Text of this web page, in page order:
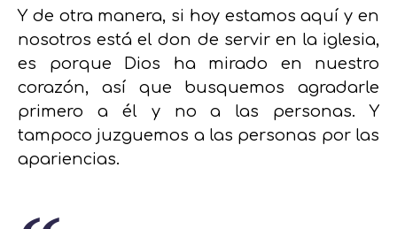
Y de otra manera, si hoy estamos aquí y en
nosotros está el don de servir en la iglesia,
es porque Dios ha mirado en nuestro
corazón, así que busquemos agradarle
primero a él y no a las personas. Y
tampoco juzguemos a las personas por las
apariencias.